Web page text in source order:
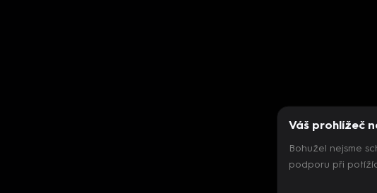
Váš prohlížeč
Bohužel nejsme
podporu při